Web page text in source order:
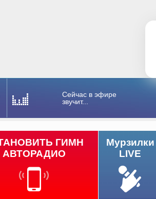
Сейчас в эфире
звучит...
ГИМН
АВТОРАДИО
Мурзилки
LIVE